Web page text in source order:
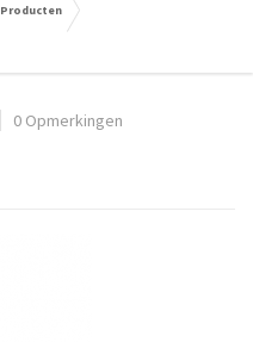
Producten
0 Opmerkingen